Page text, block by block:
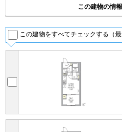
この建物の情
この建物をすべてチェックする（最